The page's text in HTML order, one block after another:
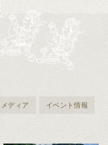
メディア イベント情報